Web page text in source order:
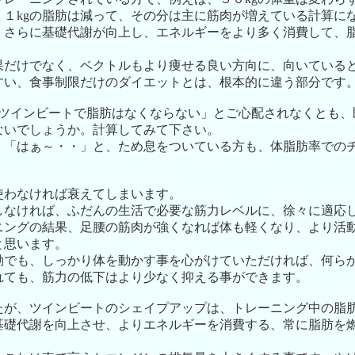
kgの脂肪は減って、その分は主に筋肉が増えている計算に
らに基礎代謝が向上し、エネルギーをより多く消費して、
けでなく、ベクトルもより痩せる良い方向に、向いている
、食事制限だけのダイエットとは、根本的に違う部分です
インビートで脂肪はなくならない」とご心配されなくとも
でしょうか。計算してみて下さい。
はぁ～・・」と、ため息をついている方も、体脂肪率での
なければ衰えてしまいます。
ければ、ふだんの生活で必要な筋力レベルに、徐々に適応
グの結果、足腰の筋肉が強くなれば体も軽くなり、より活
います。
も、しっかり体を動かす事を心がけていただければ、何ら
も、筋力の低下はより少なく抑える事ができます。
、ツインビートのシェイプアップは、トレーニング中の脂
代謝を向上させ、よりエネルギーを消費する、常に脂肪を